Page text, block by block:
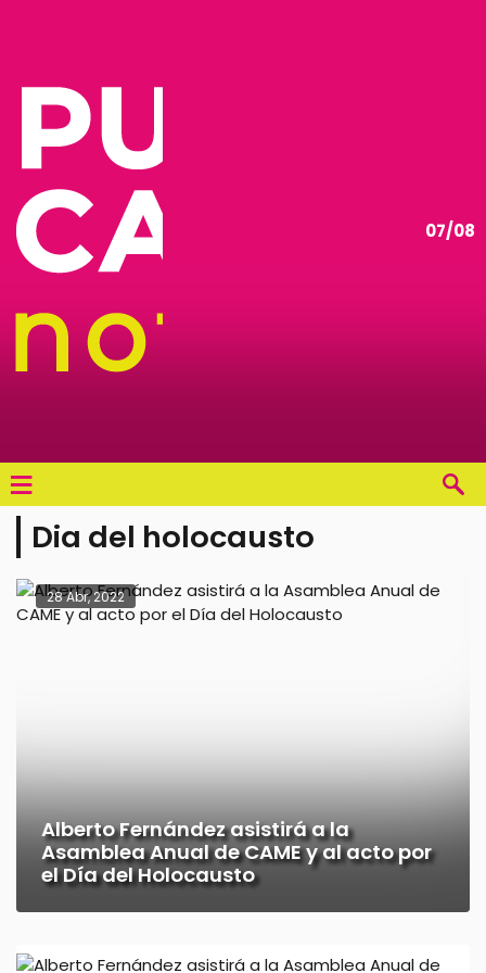
07/08
≡
Dia del holocausto
28 Abr, 2022
Alberto Fernández asistirá a la
Asamblea Anual de CAME y al acto por
el Día del Holocausto